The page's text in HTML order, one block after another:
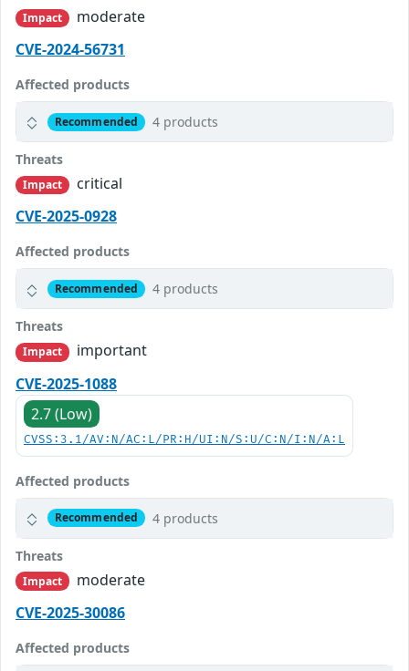
Impact
moderate
CVE-2024-56731
Affected products
Recommended 4 products
Threats
Impact
critical
CVE-2025-0928
Affected products
Recommended 4 products
Threats
Impact
important
CVE-2025-1088
2.7 (Low)
CVSS:3.1/AV:N/AC:L/PR:H/UI:N/S:U/C:N/I:N/A:L
Affected products
Recommended 4 products
Threats
Impact
moderate
CVE-2025-30086
Affected products